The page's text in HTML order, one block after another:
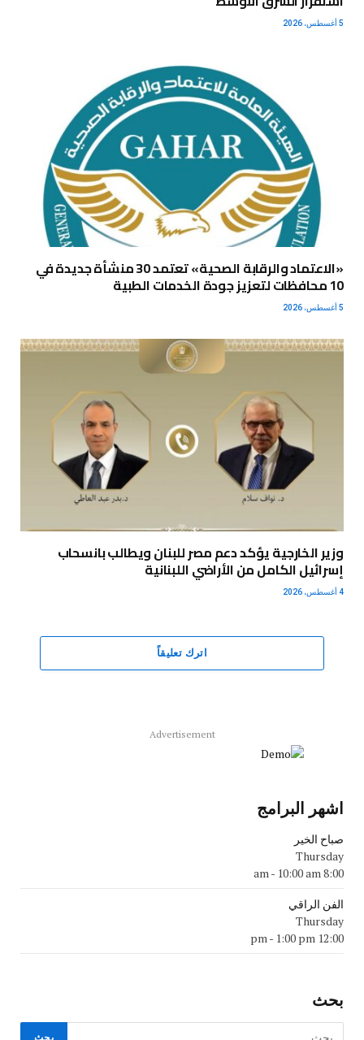
5 أغسطس، 2026
«الاعتماد والرقابة الصحية» تعتمد 30 منشأة جديدة في
10 محافظات لتعزيز جودة الخدمات الطبية
5 أغسطس، 2026
وزير الخارجية يؤكد دعم مصر للبنان ويطالب بانسحاب
إسرائيل الكامل من الأراضي اللبنانية
4 أغسطس، 2026
اترك تعليقاً
Advertisement
اشهر البرامج
صباح الخير
Thursday
8:00 am
- 10:00 am
الفن الراقي
Thursday
12:00 pm
- 1:00 pm
بحث